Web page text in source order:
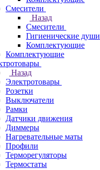
Смесители
Назад
Смесители
Гигиенические души
Комплектующие
Комплектующие
Назад
Электротовары
Розетки
Выключатели
Рамки
Датчики движения
Диммеры
Нагревательные маты
Профили
Терморегуляторы
Термостаты